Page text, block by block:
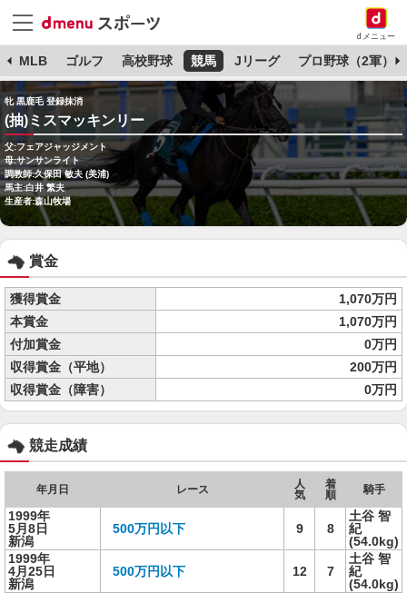
dメニュー
MLB ゴルフ 高校野球 競馬 Jリーグ プロ野球（2軍）
牝 黒鹿毛 登録抹消
(抽)ミスマッキンリー
父:フェアジャッジメント
母:サンサンライト
調教師:久保田 敏夫 (美浦)
馬主:白井 繁夫
生産者:森山牧場
賞金
獲得賞金
1,070万円
本賞金
1,070万円
付加賞金
0万円
収得賞金（平地）
200万円
収得賞金（障害）
0万円
競走成績
年月日 レース
人
気
着
順
騎手
1999年
5月8日
新潟
500万円以下 9 8
土谷 智
紀
(54.0kg)
1999年
4月25日
新潟
500万円以下 12 7
土谷 智
紀
(54.0kg)